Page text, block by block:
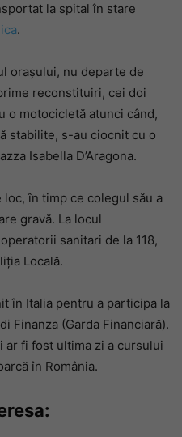
la spital în stare
.
orașului, nu departe de
reconstituiri, cei doi
o motocicletă atunci când,
stabilite, s-au ciocnit cu o
Isabella D’Aragona.
în timp ce colegul său a
gravă. La locul
sanitari de la 118,
Locală.
în Italia pentru a participa la
Finanza (Garda Financiară).
ar fi fost ultima zi a cursului
în România.